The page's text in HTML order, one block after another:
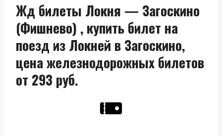
Жд билеты Локня — Загоскино
(Фишнево) , купить билет на
поезд из Локней в Загоскино,
цена железнодорожных билетов
от 293 руб.